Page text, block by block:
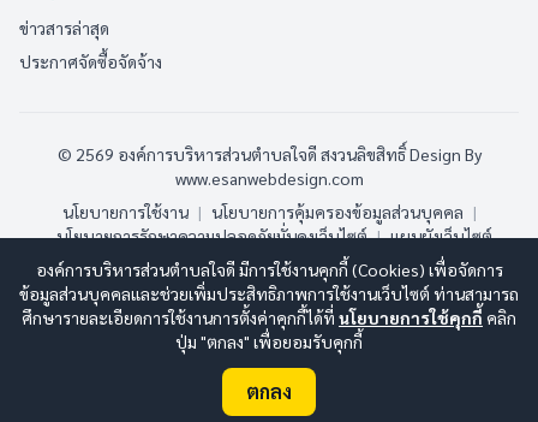
ข่าวสารล่าสุด
ประกาศจัดซื้อจัดจ้าง
© 2569 องค์การบริหารส่วนตำบลใจดี สงวนลิขสิทธิ์Design By
www.esanwebdesign.com
นโยบายการใช้งาน | นโยบายการคุ้มครองข้อมูลส่วนบุคคล |
นโยบายการรักษาความปลอดภัยมั่นคงเว็บไซต์ | แผนผังเว็บไซต์
ออนไลน์:3 ทั้งหมด:220 (ดูสถิติทั้งหมด)
องค์การบริหารส่วนตำบลใจดี มีการใช้งานคุกกี้ (Cookies) เพื่อจัดการ
ข้อมูลส่วนบุคคลและช่วยเพิ่มประสิทธิภาพการใช้งานเว็บไซต์ ท่านสามารถ
ศึกษารายละเอียดการใช้งานการตั้งค่าคุกกี้ได้ที่ นโยบายการใช้คุกกี้ คลิก
ปุ่ม "ตกลง" เพื่อยอมรับคุกกี้
ตกลง